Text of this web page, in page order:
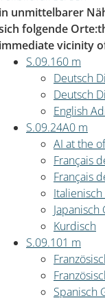
unmittelbarer
folgende Orte:
vicinity
S.09.160 m
Deutsch
Deutsch
English
S.09.24A0 m
AI at the
Français
Français
Italienisch
Japanisch
Kurdisch
S.09.101 m
Spanisch